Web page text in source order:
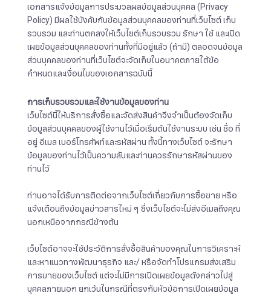
เอกสารแจ้งข้อมูลการประมวลผลข้อมูลส่วนบุคคล (Privacy
Policy) มีผลใช้บังคับกับข้อมูลส่วนบุคคลของท่านที่เว็บไซต์ เก็บ
รวบรวม และท่านตกลงให้เว็บไซต์เก็บรวบรวม รักษา ใช้ และเปิด
เผยข้อมูลส่วนบุคคลของท่านทั้งที่มีอยู่แล้ว (ถ้ามี) ตลอดจนข้อมูล
ส่วนบุคคลของท่านที่เว็บไซต์จะจัดเก็บในอนาคตภายใต้ข้อ
กำหนดและเงื่อนไขของเอกสารฉบับนี้
การเก็บรวบรวมและใช้งานข้อมูลของท่าน
เว็บไซต์นี้ให้บริการสั่งซื้อและจัดส่งสินค้าจึงจำเป็นต้องจัดเก็บ
ข้อมูลส่วนบุคคลของผู้ใช้งานไว้เมื่อเริ่มต้นใช้งานระบบ เช่น ชื่อ ที่
อยู่ อีเมล เบอร์โทรศัพท์และรหัสผ่าน ทั้งนี้ทางเว็บไซต์ จะรักษา
ข้อมูลของท่านไว้เป็นความลับและท่านควรรักษารหัสผ่านของ
ท่านไว้
ท่านอาจได้รับการติดต่อจากเว็บไซต์เกี่ยวกับการซื้อขาย หรือ
แจ้งเตือนถึงข้อมูลข่าวสารใหม่ ๆ ซึ่งเว็บไซต์จะไม่ส่งอีเมลถึงคุณ
นอกเหนือจากกรณีข้างต้น
เว็บไซต์อาจจะใช้ประวัติการสั่งซื้อสินค้าของคุณในการวิเคราะห์
และหาแนวทางพัฒนาธุรกิจ และ/ หรือจัดทำโปรแกรมส่งเสริม
การขายของเว็บไซต์ แต่จะไม่มีการเปิดเผยข้อมูลดังกล่าวไปสู่
บุคคลภายนอก ยกเว้นในกรณีที่ตรงกับหัวข้อการเปิดเผยข้อมูล